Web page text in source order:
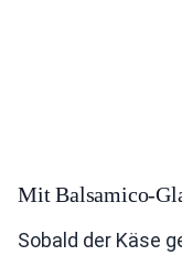
Mit Balsamico-
Sobald der Käse